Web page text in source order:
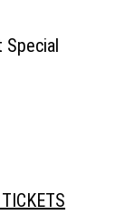
Special
TICKETS